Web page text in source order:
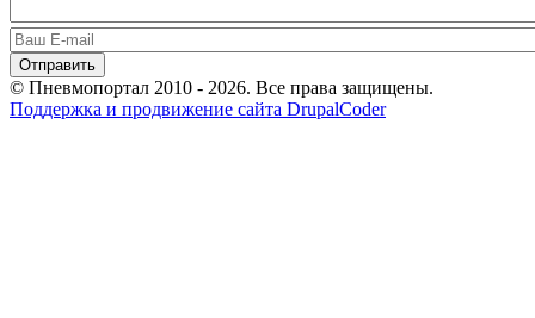
© Пневмопортал 2010 - 2026. Все права защищены.
Поддержка и продвижение сайта DrupalCoder